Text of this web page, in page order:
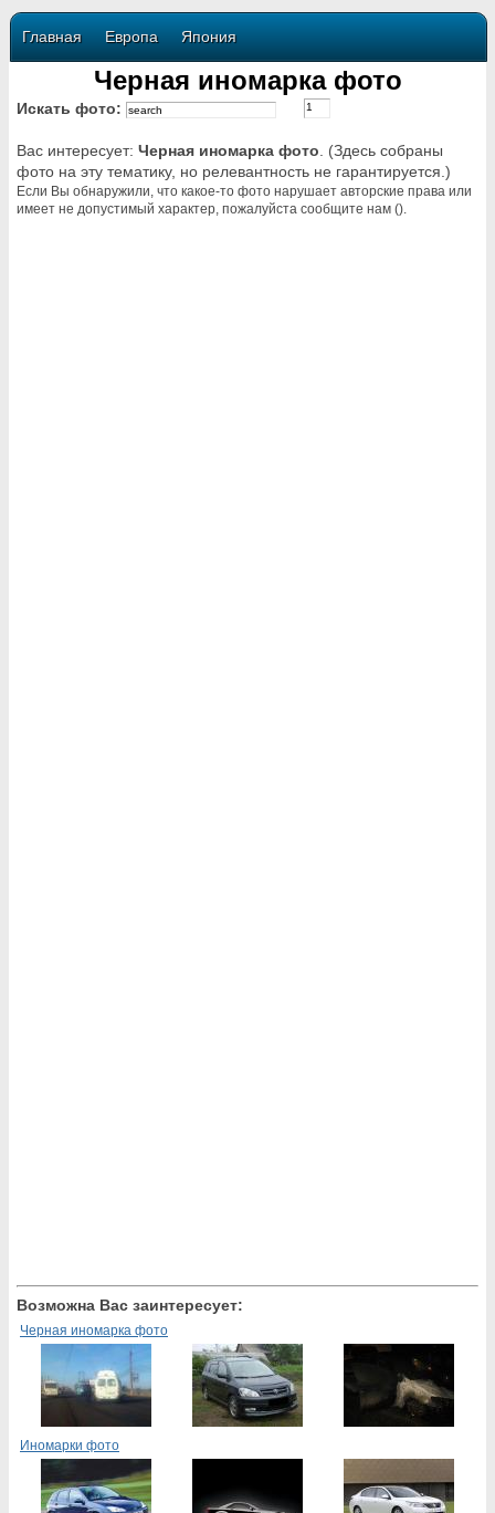
Главная Европа Япония
Черная иномарка фото
Искать фото:
Вас интересует: Черная иномарка фото . (Здесь собраны
фото на эту тематику, но релевантность не гарантируется.)
Если Вы обнаружили, что какое-то фото нарушает авторские права или
имеет не допустимый характер, пожалуйста сообщите нам ().
Возможна Вас заинтересует:
Черная иномарка фото
Иномарки фото